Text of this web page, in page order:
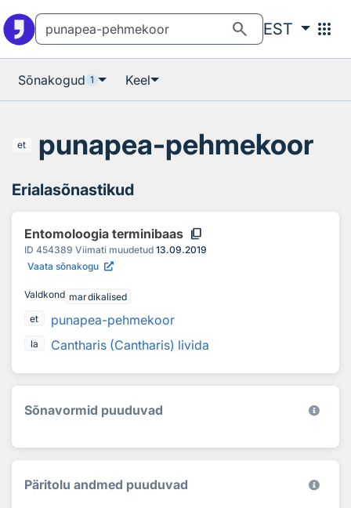
search EST apps
Sõnakogud 1 Keel
et punapea-pehmekoor
Erialasõnastikud
Entomoloogia terminibaas content_copy
ID 454389 Viimati muudetud 13.09.2019
Vaata sõnakogu
Valdkond mardikalised
et
punapea-pehmekoor
la Cantharis (Cantharis) livida
Sõnavormid puuduvad
Päritolu andmed puuduvad